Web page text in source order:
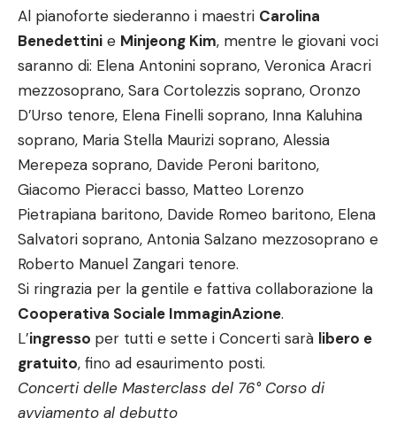
Al pianoforte siederanno i maestri Carolina
Benedettini e Minjeong Kim, mentre le giovani voci
saranno di: Elena Antonini soprano, Veronica Aracri
mezzosoprano, Sara Cortolezzis soprano, Oronzo
D’Urso tenore, Elena Finelli soprano, Inna Kaluhina
soprano, Maria Stella Maurizi soprano, Alessia
Merepeza soprano, Davide Peroni baritono,
Giacomo Pieracci basso, Matteo Lorenzo
Pietrapiana baritono, Davide Romeo baritono, Elena
Salvatori soprano, Antonia Salzano mezzosoprano e
Roberto Manuel Zangari tenore.
Si ringrazia per la gentile e fattiva collaborazione la
Cooperativa Sociale ImmaginAzione.
L’ingresso per tutti e sette i Concerti sarà libero e
gratuito, fino ad esaurimento posti.
Concerti delle Masterclass del 76° Corso di
avviamento al debutto